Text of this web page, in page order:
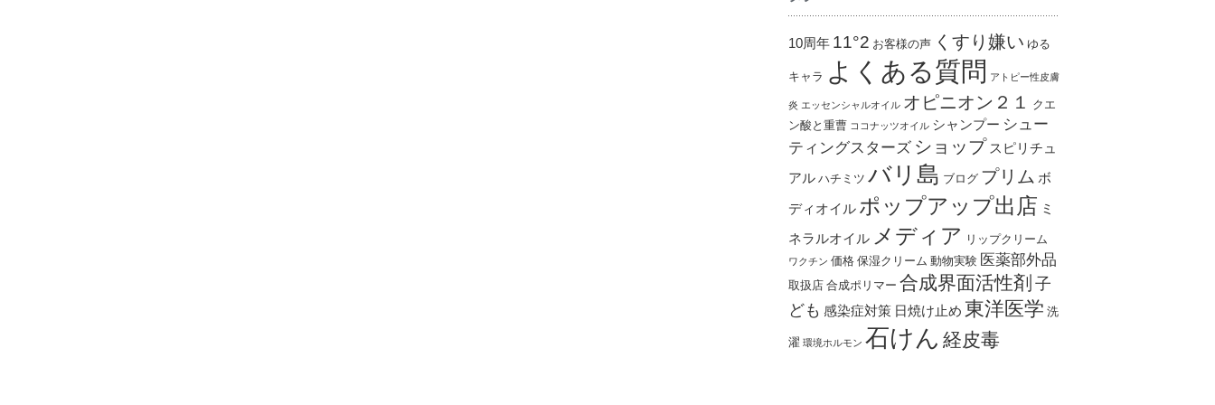
10周年 11°2 お客様の声 くすり嫌い ゆる
キャラ よくある質問 アトピー性皮膚
炎 エッセンシャルオイル オピニオン２１ クエ
ン酸と重曹 ココナッツオイル シャンプー シュー
ティングスターズ ショップ スピリチュ
アル ハチミツ バリ島 ブログ プリム ボ
ディオイル ポップアップ出店 ミ
ネラルオイル メディア リップクリーム
ワクチン 価格 保湿クリーム 動物実験 医薬部外品
取扱店 合成ポリマー 合成界面活性剤 子
ども 感染症対策 日焼け止め 東洋医学 洗
濯 環境ホルモン 石けん 経皮毒